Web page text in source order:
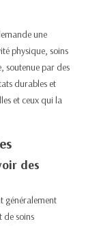
une
physique, soins
soutenue par des
durables et
et ceux qui la
des
généralement
de soins